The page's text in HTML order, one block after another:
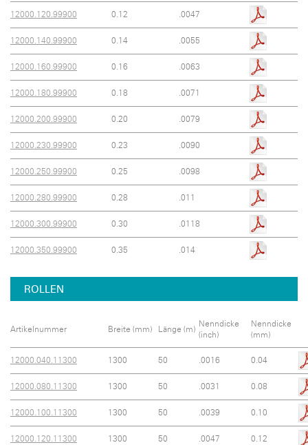
12000.120.99900 0.12 .0047
12000.140.99900 0.14 .0055
12000.160.99900 0.16 .0063
12000.180.99900 0.18 .0071
12000.200.99900 0.20 .0079
12000.230.99900 0.23 .0090
12000.250.99900 0.25 .0098
12000.280.99900 0.28 .011
12000.300.99900 0.30 .0118
12000.350.99900 0.35 .014
ROLLEN
Artikelnummer Breite (mm) Länge (m)
Nenndicke
(inch)
Nenndicke
(mm)
12000.040.11300 1300 50 .0016 0.04
12000.080.11300 1300 50 .0031 0.08
12000.100.11300 1300 50 .0039 0.10
12000.120.11300 1300 50 .0047 0.12